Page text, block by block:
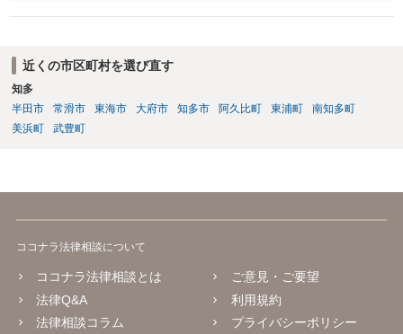
に痛みが出る、長時間座れない、物を持つと痛い、夜間痛がある、な
日頃と考えられます。ただし、症状固定日は機械的に６か月で決まる
ものではなく、治療経過や主治医の判断によります。初診日が２月２
日であったことも含め、主治医と相談した方がよいでしょう。 症状固
定後も、痛みが残っていれば通院自体は可能です。ただし、症状固定
後の治療費は、相手方保険会社から支払われない扱いになるので、健
知覚検査、可動域検査などの要否を医師が判断することになります。
見、画像所見、症状の一貫性が重要になります。不安であれば、受診
前に症状の経過や現在困っていることをメモにまとめ、主治医に簡潔
るべき症状や記載内容について弁護士に相談等することをお勧めいた
します。
近くの市区町村を選び直す
知多
半田市
常滑市 東海市 大府市 知多市 阿久比町 東浦町
南知多町
美浜町
武豊町
ココナラ法律相談について
ココナラ法律相談とは
法律Q&A
法律相談コラム
ご意見・ご要望
利用規約
プライバシーポリシー